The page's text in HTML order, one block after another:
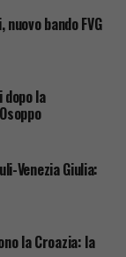
bando FVG
la
Venezia Giulia:
la Croazia: la